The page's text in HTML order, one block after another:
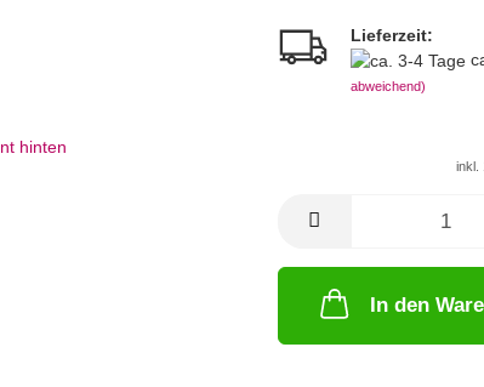
Lieferzeit:
abweichend)
inkl.
In den